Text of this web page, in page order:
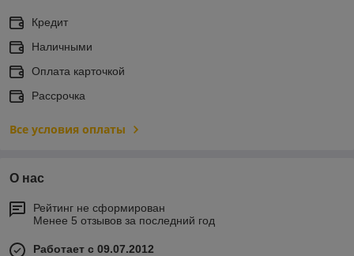
Кредит
Наличными
Оплата карточкой
Рассрочка
Все условия оплаты
О нас
Рейтинг не сформирован
Менее 5 отзывов за последний год
Работает с 09.07.2012